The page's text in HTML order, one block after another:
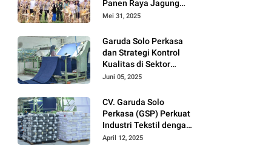
Panen Raya Jagung
Warnai Sinergi Polres
Moutong
Mei 31, 2025
Garuda Solo Perkasa
dan Strategi Kontrol
Kualitas di Sektor
Tekstil
Juni 05, 2025
CV. Garuda Solo
Perkasa (GSP) Perkuat
Industri Tekstil dengan
Produksi Kain Greige
April 12, 2025